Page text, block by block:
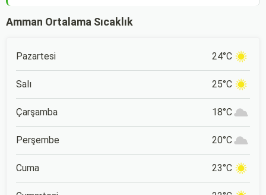
Amman Ortalama Sıcaklık
Pazartesi 24°C
Salı 25°C
Çarşamba 18°C
Perşembe 20°C
Cuma 23°C